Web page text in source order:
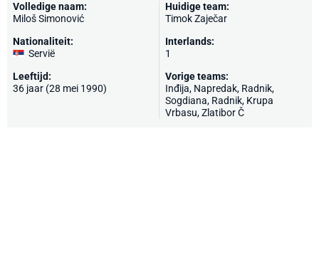
Volledige naam:
Miloš Simonović
Nationaliteit:
Servië
Leeftijd:
36 jaar (28 mei 1990)
Huidige team:
Timok Zaječar
Interlands:
1
Vorige teams:
Inđija, Napredak, Radnik,
Sogdiana, Radnik, Krupa
Vrbasu, Zlatibor Č